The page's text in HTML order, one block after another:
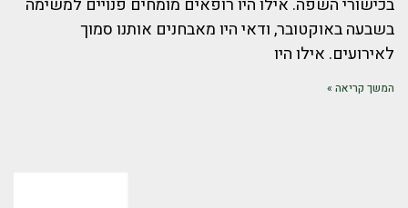
בשבעה באוקטובר, ודאי היו מאבחנים אותנו סמוך
לאירועים. אילו היו
המשך קריאה »